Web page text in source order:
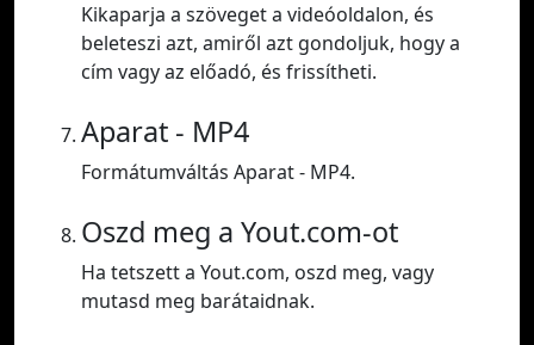
Kikaparja a szöveget a videóoldalon, és
beleteszi azt, amiről azt gondoljuk, hogy a
cím vagy az előadó, és frissítheti.
Aparat - MP4
Formátumváltás Aparat - MP4.
Oszd meg a Yout.com-ot
Ha tetszett a Yout.com, oszd meg, vagy
mutasd meg barátaidnak.